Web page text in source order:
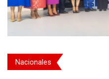
Nacionales